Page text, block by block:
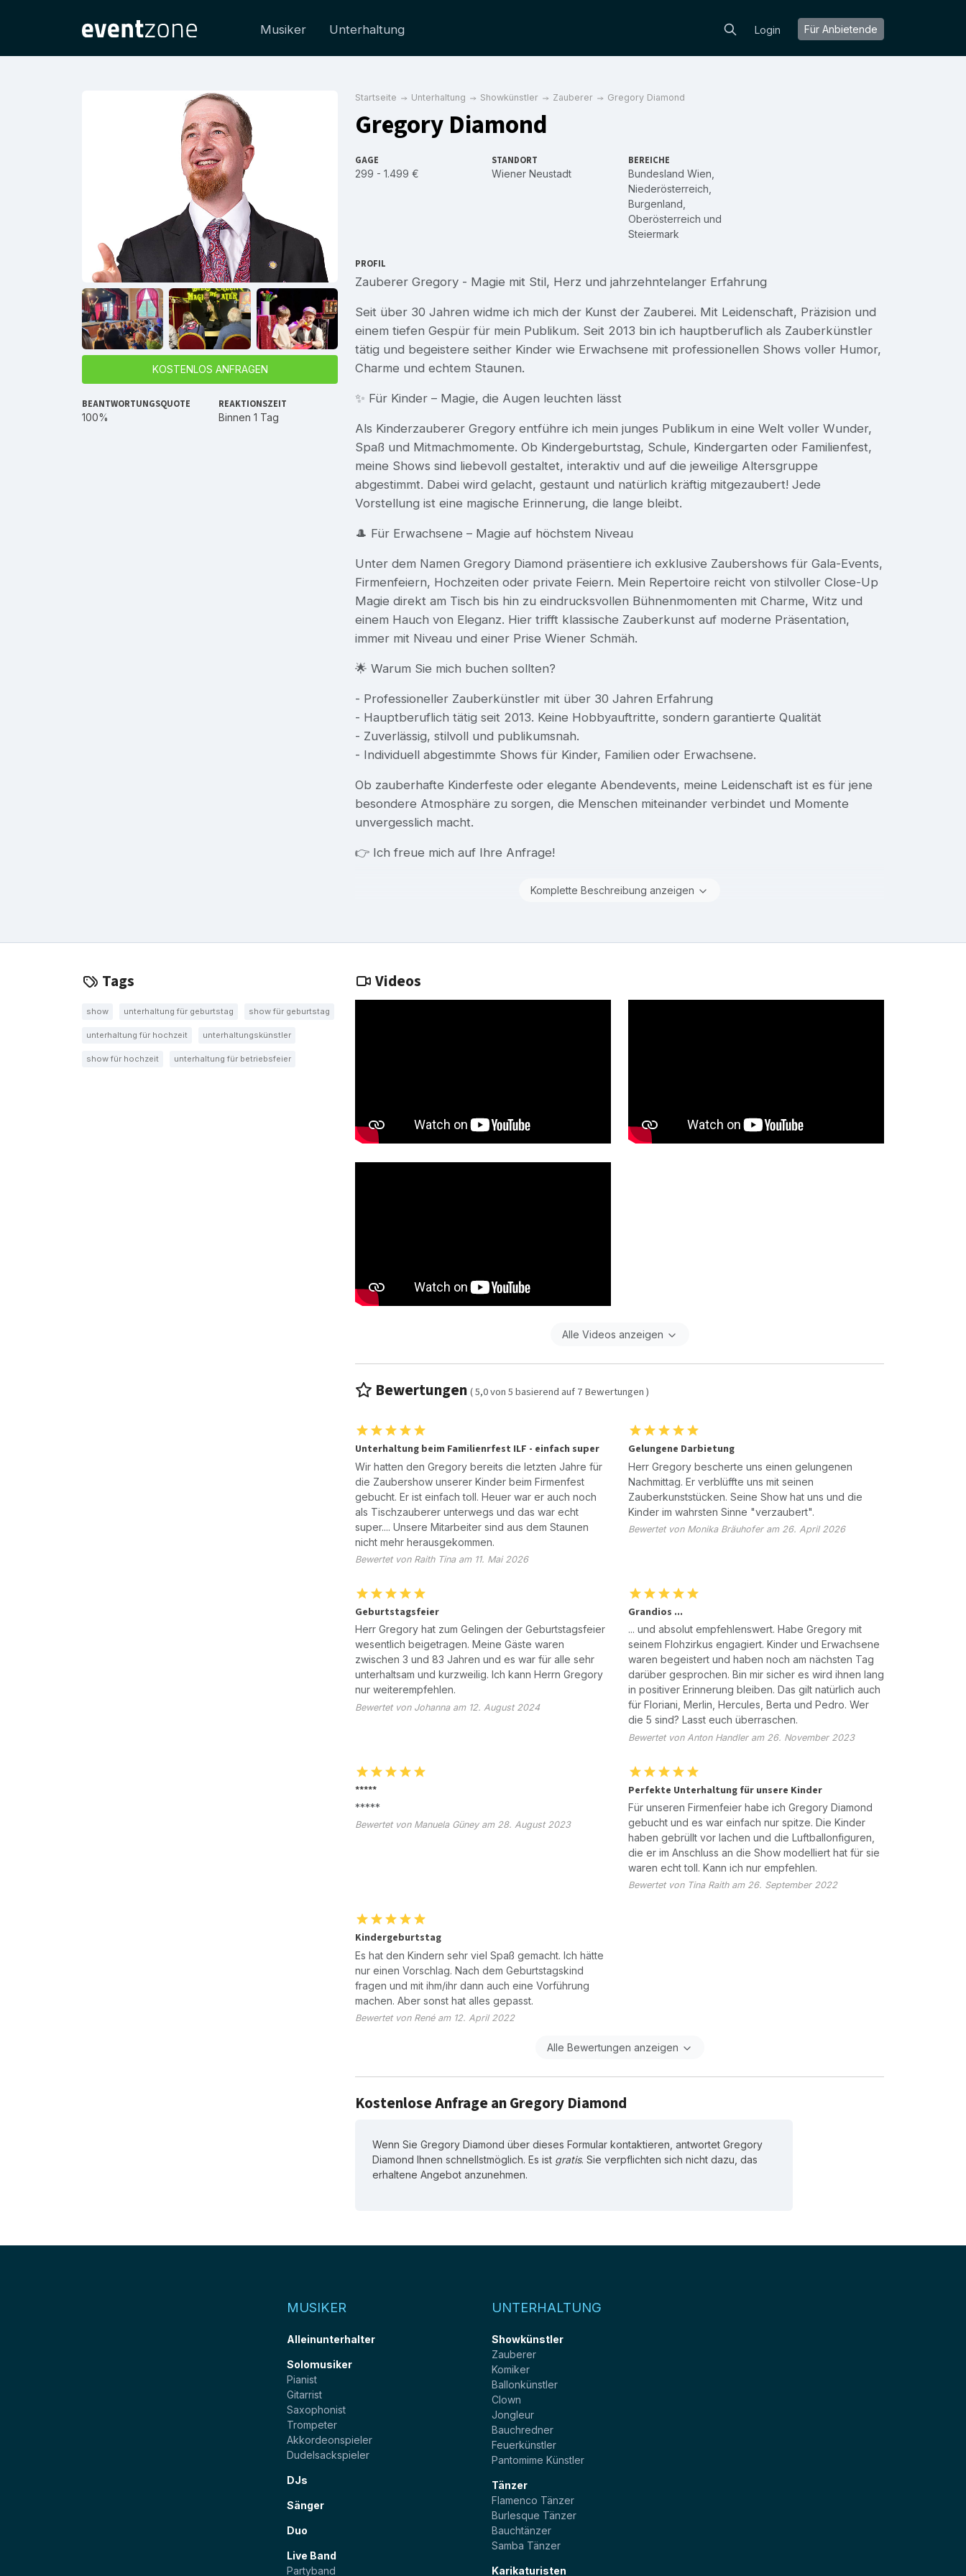
Musiker Unterhaltung Login Für Anbietende
KOSTENLOS ANFRAGEN
BEANTWORTUNGSQUOTE
100%
REAKTIONSZEIT
Binnen 1 Tag
Startseite Unterhaltung Showkünstler Zauberer Gregory Diamond
Gregory Diamond
GAGE
299 - 1.499 €
STANDORT
Wiener Neustadt
BEREICHE
Bundesland Wien
Niederösterreich
Burgenland
Oberösterreich und
Steiermark
PROFIL
Zauberer Gregory - Magie mit Stil, Herz und jahrzehntelanger Erfahrung
Seit über 30 Jahren widme ich mich der Kunst der Zauberei. Mit Leidenschaft, Präzision und
einem tiefen Gespür für mein Publikum. Seit 2013 bin ich hauptberuflich als Zauberkünstler
tätig und begeistere seither Kinder wie Erwachsene mit professionellen Shows voller Humor,
Charme und echtem Staunen.
✨ Für Kinder – Magie, die Augen leuchten lässt
Als Kinderzauberer Gregory entführe ich mein junges Publikum in eine Welt voller Wunder,
Spaß und Mitmachmomente. Ob Kindergeburtstag, Schule, Kindergarten oder Familienfest,
meine Shows sind liebevoll gestaltet, interaktiv und auf die jeweilige Altersgruppe
abgestimmt. Dabei wird gelacht, gestaunt und natürlich kräftig mitgezaubert! Jede
Vorstellung ist eine magische Erinnerung, die lange bleibt.
🎩 Für Erwachsene – Magie auf höchstem Niveau
Unter dem Namen Gregory Diamond präsentiere ich exklusive Zaubershows für Gala-Events,
Firmenfeiern, Hochzeiten oder private Feiern. Mein Repertoire reicht von stilvoller Close-Up
Magie direkt am Tisch bis hin zu eindrucksvollen Bühnenmomenten mit Charme, Witz und
einem Hauch von Eleganz. Hier trifft klassische Zauberkunst auf moderne Präsentation,
immer mit Niveau und einer Prise Wiener Schmäh.
🌟 Warum Sie mich buchen sollten?
- Professioneller Zauberkünstler mit über 30 Jahren Erfahrung
- Hauptberuflich tätig seit 2013. Keine Hobbyauftritte, sondern garantierte Qualität
- Zuverlässig, stilvoll und publikumsnah.
- Individuell abgestimmte Shows für Kinder, Familien oder Erwachsene.
Ob zauberhafte Kinderfeste oder elegante Abendevents, meine Leidenschaft ist es für jene
besondere Atmosphäre zu sorgen, die Menschen miteinander verbindet und Momente
unvergesslich macht.
👉 Ich freue mich auf Ihre Anfrage!
Komplette Beschreibung anzeigen
Tags
show unterhaltung für geburtstag show für geburtstag
unterhaltung für hochzeit unterhaltungskünstler
show für hochzeit unterhaltung für betriebsfeier
Videos
Alle Videos anzeigen
Bewertungen(5,0von5basierend auf7Bewertungen )
Unterhaltung beim Familienrfest ILF - einfach super
Wir hatten den Gregory bereits die letzten Jahre für
die Zaubershow unserer Kinder beim Firmenfest
gebucht. Er ist einfach toll. Heuer war er auch noch
als Tischzauberer unterwegs und das war echt
super.... Unsere Mitarbeiter sind aus dem Staunen
nicht mehr herausgekommen.
Bewertet von Raith Tina am 11. Mai 2026
Gelungene Darbietung
Herr Gregory bescherte uns einen gelungenen
Nachmittag. Er verblüffte uns mit seinen
Zauberkunststücken. Seine Show hat uns und die
Kinder im wahrsten Sinne "verzaubert".
Bewertet von Monika Bräuhofer am 26. April 2026
Geburtstagsfeier
Herr Gregory hat zum Gelingen der Geburtstagsfeier
wesentlich beigetragen. Meine Gäste waren
zwischen 3 und 83 Jahren und es war für alle sehr
unterhaltsam und kurzweilig. Ich kann Herrn Gregory
nur weiterempfehlen.
Bewertet von Johanna am 12. August 2024
Grandios ...
... und absolut empfehlenswert. Habe Gregory mit
seinem Flohzirkus engagiert. Kinder und Erwachsene
waren begeistert und haben noch am nächsten Tag
darüber gesprochen. Bin mir sicher es wird ihnen lang
in positiver Erinnerung bleiben. Das gilt natürlich auch
für Floriani, Merlin, Hercules, Berta und Pedro. Wer
die 5 sind? Lasst euch überraschen.
Bewertet von Anton Handler am 26. November 2023
*****
*****
Bewertet von Manuela Güney am 28. August 2023
Perfekte Unterhaltung für unsere Kinder
Für unseren Firmenfeier habe ich Gregory Diamond
gebucht und es war einfach nur spitze. Die Kinder
haben gebrüllt vor lachen und die Luftballonfiguren,
die er im Anschluss an die Show modelliert hat für sie
waren echt toll. Kann ich nur empfehlen.
Bewertet von Tina Raith am 26. September 2022
Kindergeburtstag
Es hat den Kindern sehr viel Spaß gemacht. Ich hätte
nur einen Vorschlag. Nach dem Geburtstagskind
fragen und mit ihm/ihr dann auch eine Vorführung
machen. Aber sonst hat alles gepasst.
Bewertet von René am 12. April 2022
Alle Bewertungen anzeigen
Kostenlose Anfrage an Gregory Diamond
Wenn Sie Gregory Diamond über dieses Formular kontaktieren, antwortet Gregory
Diamond Ihnen schnellstmöglich. Es ist gratis. Sie verpflichten sich nicht dazu, das
erhaltene Angebot anzunehmen.
MUSIKER
Alleinunterhalter
Solomusiker
Pianist
Gitarrist
Saxophonist
Trompeter
Akkordeonspieler
Dudelsackspieler
DJs
Sänger
Duo
Live Band
Partyband
UNTERHALTUNG
Showkünstler
Zauberer
Komiker
Ballonkünstler
Clown
Jongleur
Bauchredner
Feuerkünstler
Pantomime Künstler
Tänzer
Flamenco Tänzer
Burlesque Tänzer
Bauchtänzer
Samba Tänzer
Karikaturisten